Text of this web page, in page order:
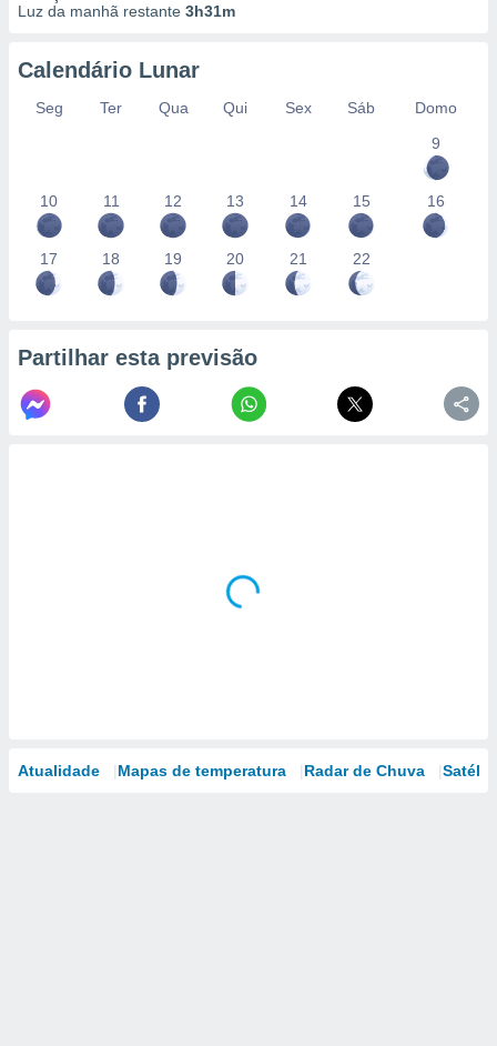
Luz da manhã restante 3h31m
Calendário Lunar
Seg Ter Qua Qui Sex Sáb
Domo
9
10 11 12 13 14 15 16
17 18 19 20 21 22
Partilhar esta previsão
Atualidade Mapas de temperatura Radar de Chuva